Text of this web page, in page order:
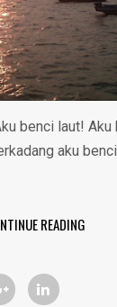
benci laut! Aku
aku
READING